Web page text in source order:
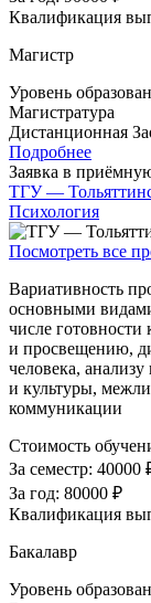
Квалификация
Магистр
Уровень
Магистратура
Дистанционная
Подробнее
Заявка в
ТГУ —
Психология
Посмотреть все
Вариативность
основными
числе готовности
и просвещению,
человека,
и культуры,
коммуникации
Стоимость
За семестр: 40000
За год: 80000 ₽
Квалификация
Бакалавр
Уровень